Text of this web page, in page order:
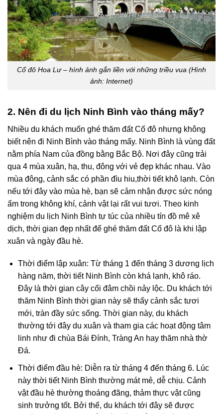
Cố đô Hoa Lư – hình ảnh gắn liền với những triều vua (Hình
ảnh: Internet)
2. Nên đi du lịch Ninh Bình vào tháng mấy?
Nhiều du khách muốn ghé thăm đất Cố đô nhưng không
biết nên đi Ninh Bình vào tháng mấy. Ninh Bình là vùng đất
nằm phía Nam của đồng bằng Bắc Bộ. Nơi đây cũng trải
qua 4 mùa xuân, hạ, thu, đông với vẻ đẹp khác nhau. Vào
mùa đông, cảnh sắc có phần đìu hiu,thời tiết khô lạnh. Còn
nếu tới đây vào mùa hè, bạn sẽ cảm nhận được sức nóng
ẩm trong không khí, cảnh vật lại rất vui tươi. Theo kinh
nghiệm du lịch Ninh Bình tự túc của nhiều tín đồ mê xê
dịch, thời gian đẹp nhất để ghé thăm đất Cố đô là khi lập
xuân và ngày đầu hè.
Thời điểm lập xuân: Từ tháng 1 đến tháng 3 dương lịch
hàng năm, thời tiết Ninh Bình còn khá lạnh, khô ráo.
Đây là thời gian cây cối đâm chồi nảy lộc. Du khách tới
thăm Ninh Bình thời gian này sẽ thấy cảnh sắc tươi
mới, tràn đầy sức sống. Thời gian này, du khách
thường tới đây du xuân và tham gia các hoạt động tâm
linh như đi chùa Bái Đính, Tràng An hay thăm nhà thờ
Đá.
Thời điểm đầu hè: Diễn ra từ tháng 4 đến tháng 6. Lúc
này thời tiết Ninh Bình thường mát mẻ, dễ chịu. Cảnh
vật đầu hè thường thoáng đãng, thảm thực vật cũng
sinh trưởng tốt. Bởi thế, du khách tới đây sẽ được